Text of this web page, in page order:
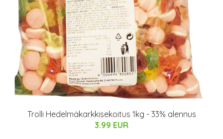
Trolli Hedelmäkarkkisekoitus 1kg - 33% alennus
3.99 EUR